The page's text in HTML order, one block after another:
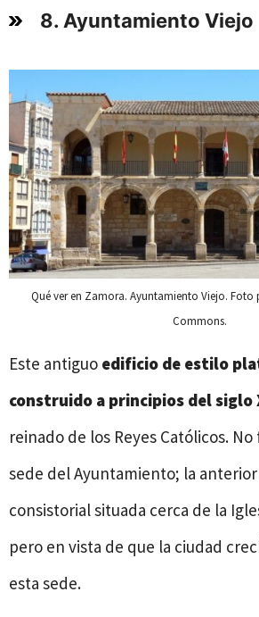
8. Ayuntamiento Viejo
Qué ver en Zamora. Ayuntamiento Viejo. Foto
Commons.
Este antiguo edificio de estilo
construido a principios del siglo
reinado de los Reyes Católicos.
sede del Ayuntamiento; la anterior
consistorial situada cerca de la
pero en vista de que la ciudad
esta sede.